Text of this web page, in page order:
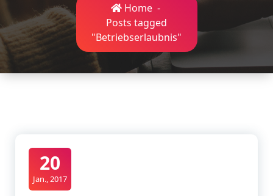
Home-
Posts tagged
"Betriebserlaubnis"
20
Jan., 2017